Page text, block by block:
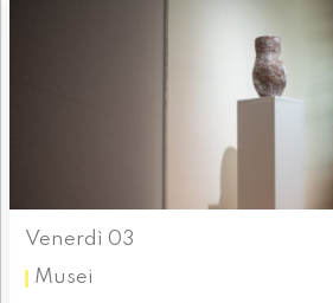
Venerdì 03
Musei